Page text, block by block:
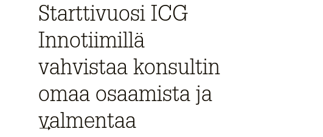
Starttivuosi ICG
Innotiimillä
vahvistaa konsultin
omaa osaamista ja
valmentaa